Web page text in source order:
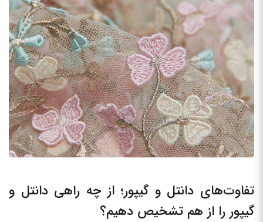
تفاوت‌های دانتل و گیپور؛ از چه راهی دانتل و
گیپور را از هم تشخیص دهیم؟